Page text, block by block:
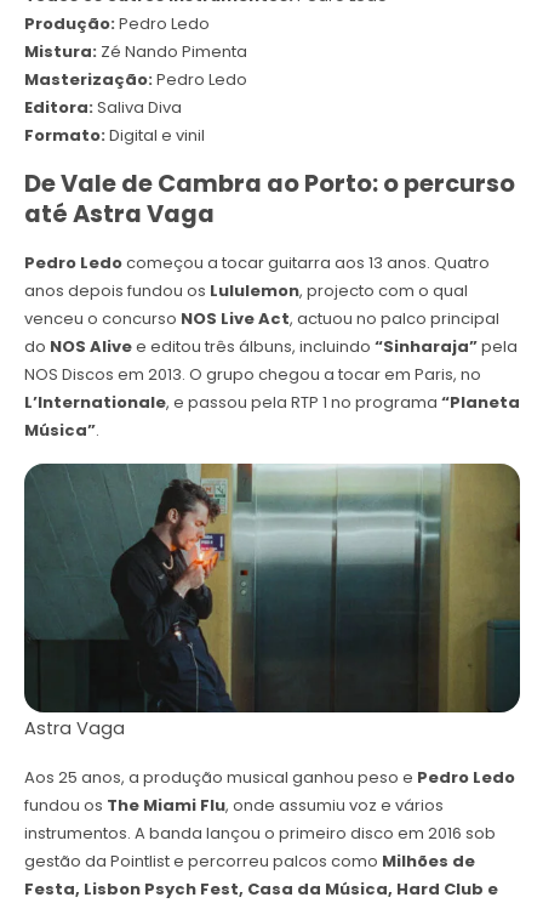
Produção: Pedro Ledo
Mistura: Zé Nando Pimenta
Masterização: Pedro Ledo
Editora: Saliva Diva
Formato: Digital e vinil
De Vale de Cambra ao Porto: o percurso
até Astra Vaga
Pedro Ledocomeçou a tocar guitarra aos 13 anos. Quatro
anos depois fundou os Lululemon, projecto com o qual
venceu o concurso NOS Live Act, actuou no palco principal
do NOS Alivee editou três álbuns, incluindo “Sinharaja”pela
NOS Discos em 2013. O grupo chegou a tocar em Paris, no
L’Internationale, e passou pela RTP 1 no programa “Planeta
Música”.
Astra Vaga
Aos 25 anos, a produção musical ganhou peso e Pedro Ledo
fundou os The Miami Flu, onde assumiu voz e vários
instrumentos. A banda lançou o primeiro disco em 2016 sob
gestão da Pointlist e percorreu palcos como Milhões de
Festa, Lisbon Psych Fest, Casa da Música, Hard Club e